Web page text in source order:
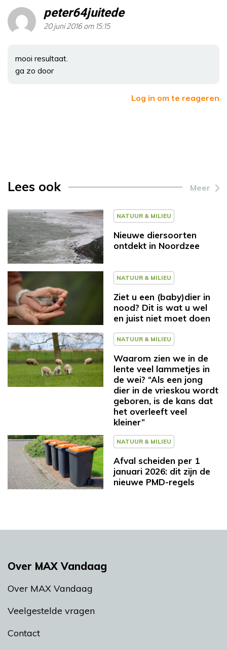
peter64juitede
20 juni 2016 om 15:15
mooi resultaat.
ga zo door
Log in om te reageren
Lees ook Meer
NATUUR & MILIEU
Nieuwe diersoorten
ontdekt in Noordzee
NATUUR & MILIEU
Ziet u een (baby)dier in
nood? Dit is wat u wel
en juist niet moet doen
NATUUR & MILIEU
Waarom zien we in de
lente veel lammetjes in
de wei? “Als een jong
dier in de vrieskou wordt
geboren, is de kans dat
het overleeft veel
kleiner”
NATUUR & MILIEU
Afval scheiden per 1
januari 2026: dit zijn de
nieuwe PMD-regels
Over MAX Vandaag
Over MAX Vandaag
Veelgestelde vragen
Contact